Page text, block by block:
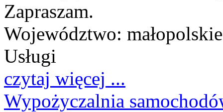
Zapraszam.
Województwo: małopolskie
Usługi
czytaj więcej ...
Wypożyczalnia